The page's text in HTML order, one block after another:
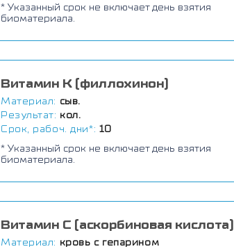
* Указанный срок не включает день взятия
биоматериала.
Витамин К (филлохинон)
Материал: сыв.
Результат: кол.
Срок, рабоч. дни*: 10
* Указанный срок не включает день взятия
биоматериала.
Витамин С (аскорбиновая кислота)
Материал: кровь с гепарином